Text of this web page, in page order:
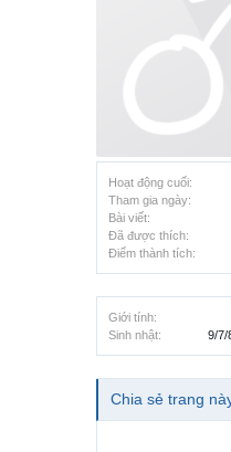
Hoạt động cuối:
Tham gia ngày:
Bài viết:
Đã được thích:
Điểm thành tích:
Giới tính:
Sinh nhật:
9/7/
Chia sẻ trang